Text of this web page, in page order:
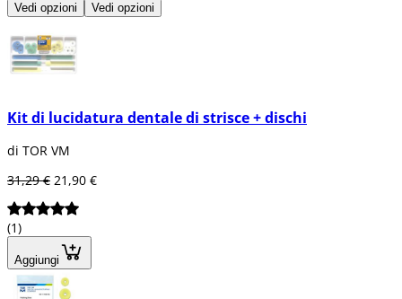
Vedi opzioni Vedi opzioni
Kit di lucidatura dentale di strisce + dischi
di TOR VM
31,29 € 21,90 €
(1)
Aggiungi